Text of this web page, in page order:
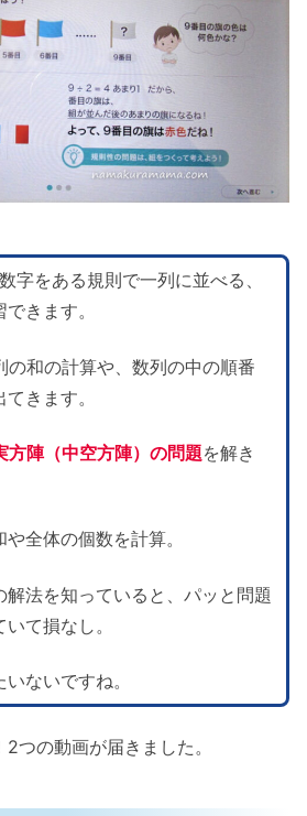
字をある規則で一列に並べる、
きます。
の和の計算や、数列の中の順番
きます。
方陣（中空方陣）の問題を解き
全体の個数を計算。
解法を知っていると、パッと問題
て損なし。
ないですね。
つの動画が届きました。